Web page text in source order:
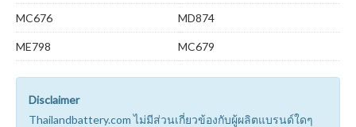
MC676 MD874
ME798 MC679
Disclaimer
Thailandbattery.com ไม่มีส่วนเกี่ยวข้องกับผู้ผลิตแบรนด์ใดๆ